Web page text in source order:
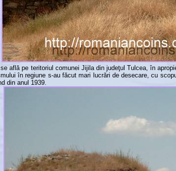
află pe teritoriul comunei Jijila din judeţul Tulcea, în
în regiune s-au făcut mari lucrări de desecare, cu
din anul 1939.